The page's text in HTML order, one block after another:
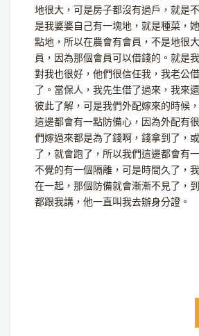
地很大，可是房子都沒有過戶，就是
是我婆婆自己有一塊地，就是種菜，
點地，所以在農會有會員，不是地很
員，因為那個會員可以借錢的。就是
對我也很好，他們很信任我，我老公
了。當保人，我先生借了過來，我來
彼此了解，可是我們外配嫁來的時候
這邊都會有一點防備心，因為外配有
們嫁過來都是為了錢啊，錢拿到了，
了，就會跑了，所以我們這邊都會有
不覺的有一個隔離，可是時間久了，
在一起，那個防備就會漸漸不見了，
都跟我講，他一直叫我去辦身分證。